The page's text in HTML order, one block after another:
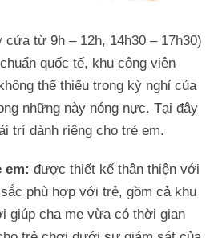
cửa từ 9h – 12h, 14h30 – 17h30)
quốc tế, khu công viên
thể thiếu trong kỳ nghỉ của
những này nóng nực. Tại đây
trí dành riêng cho trẻ em.
em: được thiết kế thân thiện với
phù hợp với trẻ, gồm cả khu
giúp cha mẹ vừa có thời gian
về trang trước đó